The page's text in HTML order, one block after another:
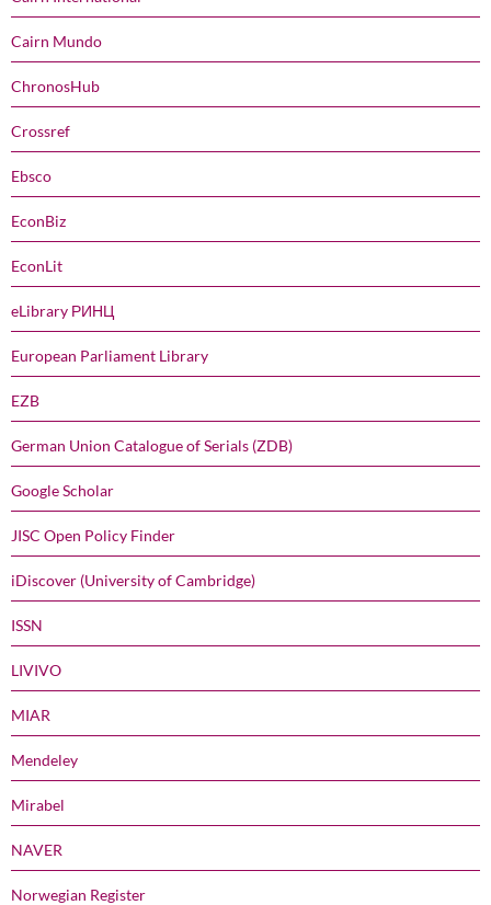
Cairn Mundo
ChronosHub
Crossref
Ebsco
EconBiz
EconLit
eLibrary РИНЦ
European Parliament Library
EZB
German Union Catalogue of Serials (ZDB)
Google Scholar
JISC Open Policy Finder
iDiscover (University of Cambridge)
ISSN
LIVIVO
MIAR
Mendeley
Mirabel
NAVER
Norwegian Register